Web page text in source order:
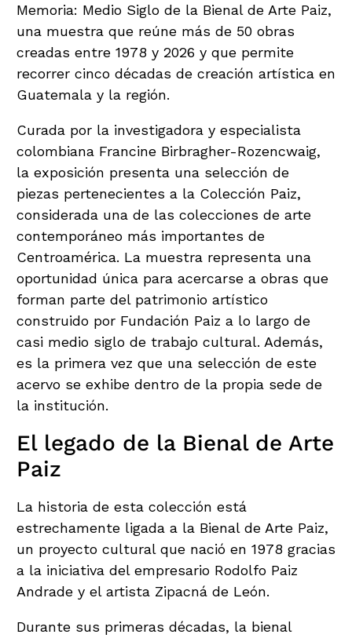
Memoria: Medio Siglo de la Bienal de Arte Paiz,
una muestra que reúne más de 50 obras
creadas entre 1978 y 2026 y que permite
recorrer cinco décadas de creación artística en
Guatemala y la región.
Curada por la investigadora y especialista
colombiana Francine Birbragher-Rozencwaig,
la exposición presenta una selección de
piezas pertenecientes a la Colección Paiz,
considerada una de las colecciones de arte
contemporáneo más importantes de
Centroamérica. La muestra representa una
oportunidad única para acercarse a obras que
forman parte del patrimonio artístico
construido por Fundación Paiz a lo largo de
casi medio siglo de trabajo cultural. Además,
es la primera vez que una selección de este
acervo se exhibe dentro de la propia sede de
la institución.
El legado de la Bienal de Arte
Paiz
La historia de esta colección está
estrechamente ligada a la Bienal de Arte Paiz,
un proyecto cultural que nació en 1978 gracias
a la iniciativa del empresario Rodolfo Paiz
Andrade y el artista Zipacná de León.
Durante sus primeras décadas, la bienal